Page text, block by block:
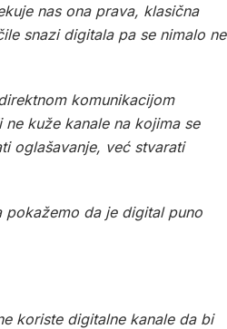
nas ona prava, klasična
snazi digitala pa se nimalo ne
komunikacijom
kuže kanale na kojima se
oglašavanje, već stvarati
pokažemo da je digital puno
koriste digitalne kanale da bi